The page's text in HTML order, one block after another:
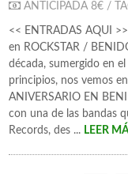
ANTICIPADA 8€ /
<< ENTRADAS AQUI
en ROCKSTAR /
década, sumergido en
principios, nos vemos
ANIVERSARIO EN
con una de las bandas
Records, des ... LEER